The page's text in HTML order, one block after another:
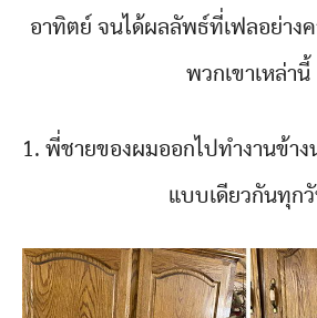
อาทิตย์ จนได้ผลลัพธ์ที่เฟลอย่าง
พวกเขาเหล่านี้
1. พี่ชายของผมออกไปทำงานข้า
แบบเดียวกันทุก